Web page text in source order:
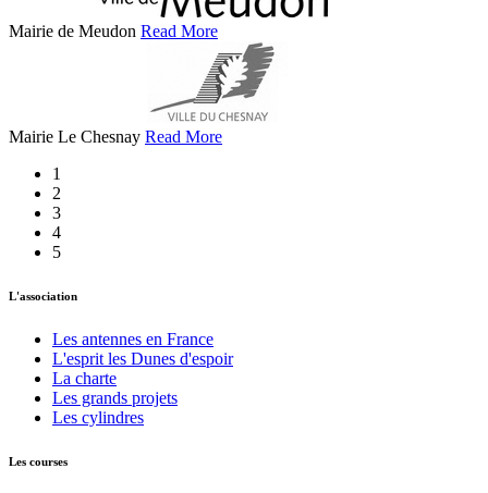
Mairie de Meudon Read More
Mairie Le Chesnay Read More
1
2
3
4
5
L'association
Les antennes en France
L'esprit les Dunes d'espoir
La charte
Les grands projets
Les cylindres
Les courses